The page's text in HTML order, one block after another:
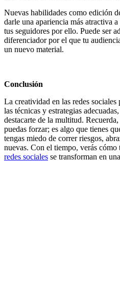
Nuevas habilidades como edición
darle una apariencia más atractiva
tus seguidores por ello. Puede ser
diferenciador por el que tu
un nuevo material.
Conclusión
La creatividad en las redes
las técnicas y estrategias
destacarte de la multitud.
puedas forzar; es algo que tienes
tengas miedo de correr riesgos,
nuevas. Con el tiempo, verás
redes sociales se transforman en